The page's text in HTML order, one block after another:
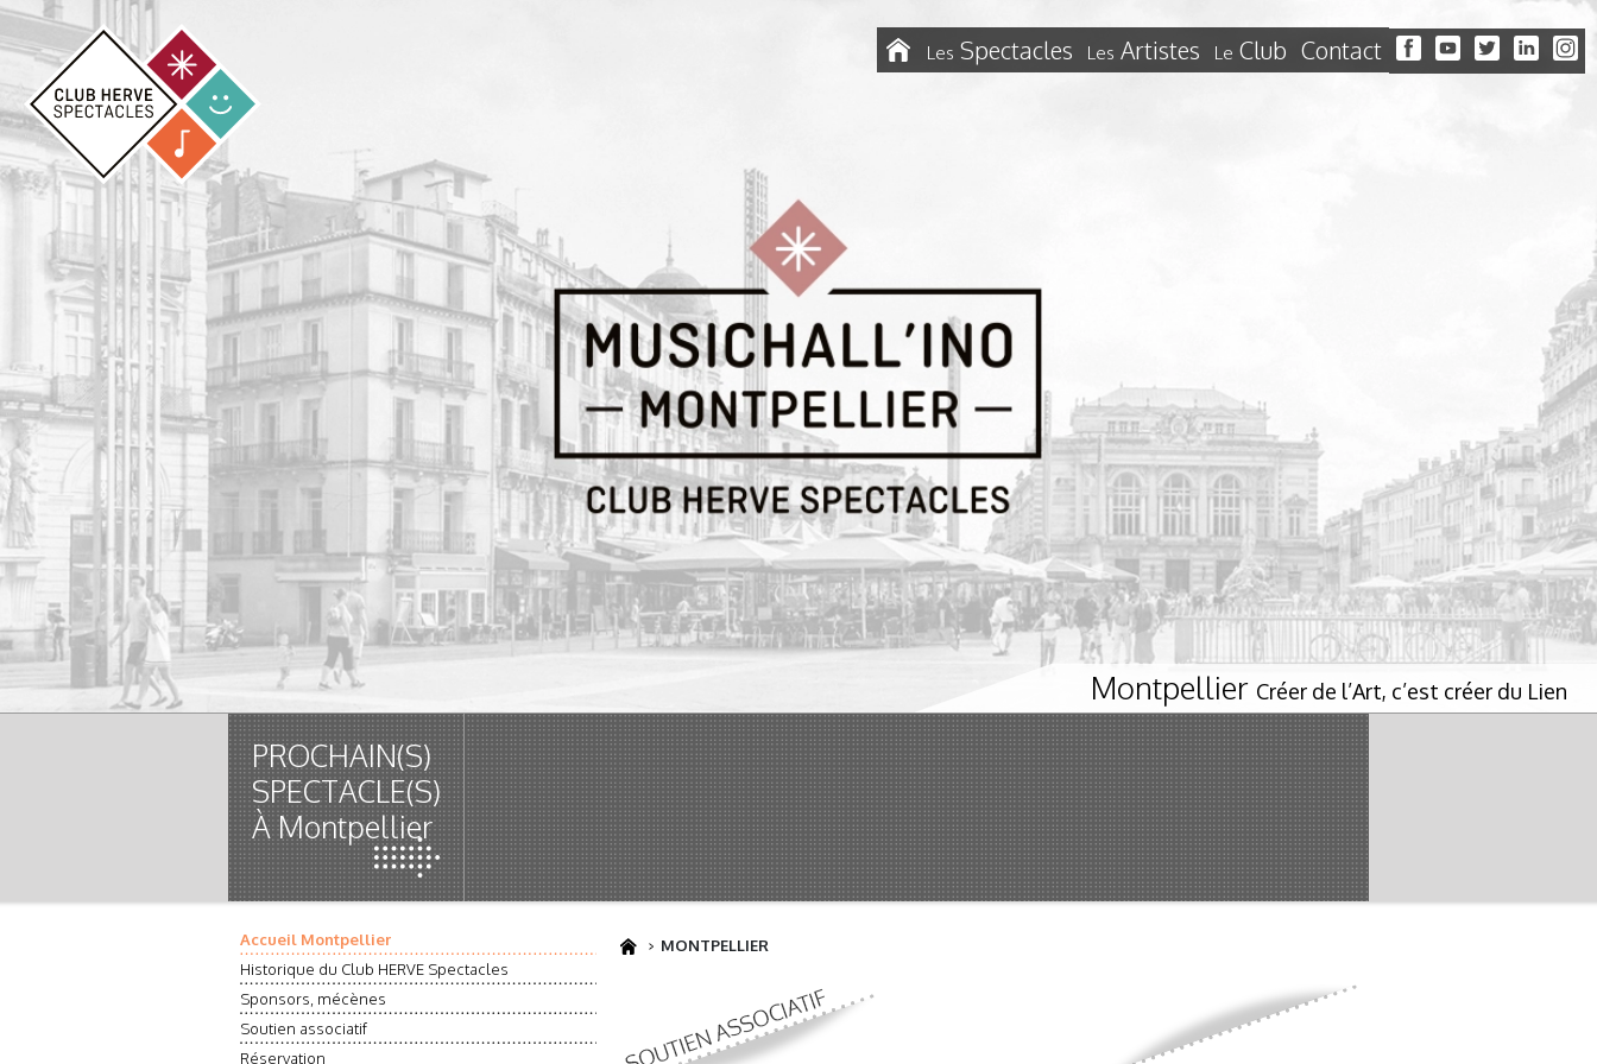
Les Spectacles Les Artistes Le Club Contact
Montpellier Créer de l’Art, c’est créer du Lien
PROCHAIN(S)
SPECTACLE(S)
À Montpellier
Accueil Montpellier
Historique du Club HERVE Spectacles
Sponsors, mécènes
Soutien associatif
Réservation
MONTPELLIER